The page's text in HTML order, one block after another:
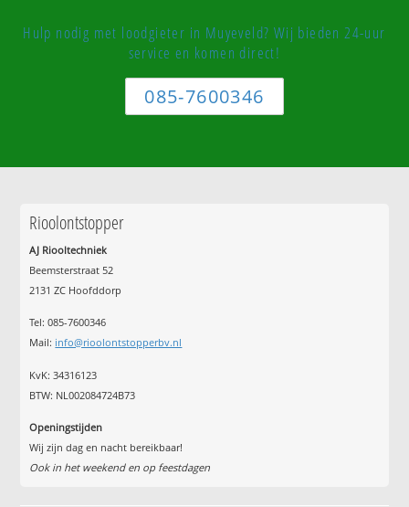
Hulp nodig met loodgieter in Muyeveld? Wij bieden 24-uur
service en komen direct!
085-7600346
Rioolontstopper
AJ Riooltechniek
Beemsterstraat 52
2131 ZC Hoofddorp
Tel:085-7600346
Mail: info@rioolontstopperbv.nl
KvK: 34316123
BTW: NL002084724B73
Openingstijden
Wij zijn dag en nacht bereikbaar!
Ook in het weekend en op feestdagen